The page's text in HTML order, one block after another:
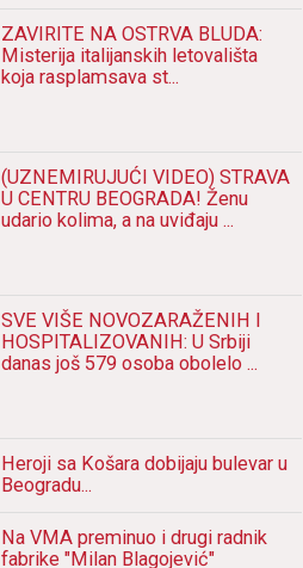
ZAVIRITE NA OSTRVA BLUDA:
Misterija italijanskih letovališta
koja rasplamsava st...
(UZNEMIRUJUĆI VIDEO) STRAVA
U CENTRU BEOGRADA! Ženu
udario kolima, a na uviđaju ...
SVE VIŠE NOVOZARAŽENIH I
HOSPITALIZOVANIH: U Srbiji
danas još 579 osoba obolelo ...
Heroji sа Košаrа dobijаju bulevаr u
Beogrаdu...
Nа VMA preminuo i drugi rаdnik
fаbrike "Milаn Blаgojević"